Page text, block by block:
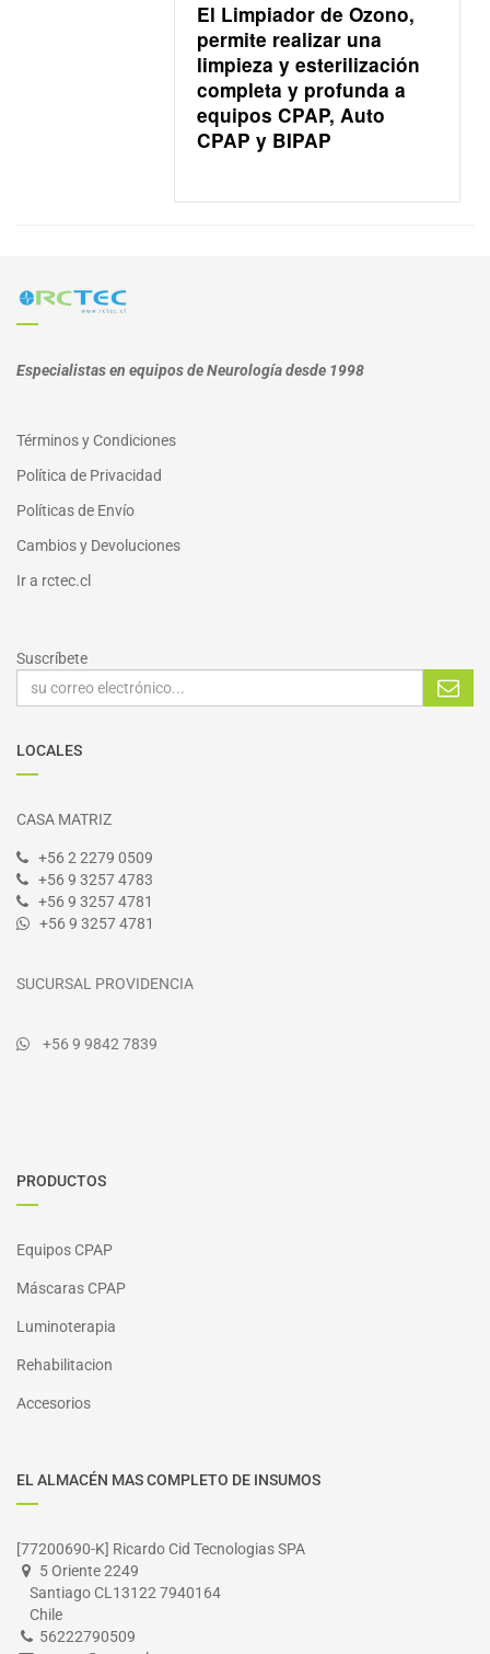
El Limpiador de Ozono,
permite realizar una
limpieza y esterilización
completa y profunda a
equipos CPAP, Auto
CPAP y BIPAP
Especialistas en equipos de Neurología desde 1998
Términos y Condiciones
Política de Privacidad
Políticas de Envío
Cambios y Devoluciones
Ir a rctec.cl
Suscríbete
LOCALES
CASA MATRIZ
+56 2 2279 0509
+56 9 3257 4783
+56 9 3257 4781
+56 9 3257 4781
SUCURSAL PROVIDENCIA
+56 9 9842 7839
PRODUCTOS
Equipos CPAP
Máscaras CPAP
Luminoterapia
Rehabilitacion
Accesorios
EL ALMACÉN MAS COMPLETO DE INSUMOS
[77200690-K] Ricardo Cid Tecnologias SPA
5 Oriente 2249
Santiago CL13122 7940164
Chile
56222790509